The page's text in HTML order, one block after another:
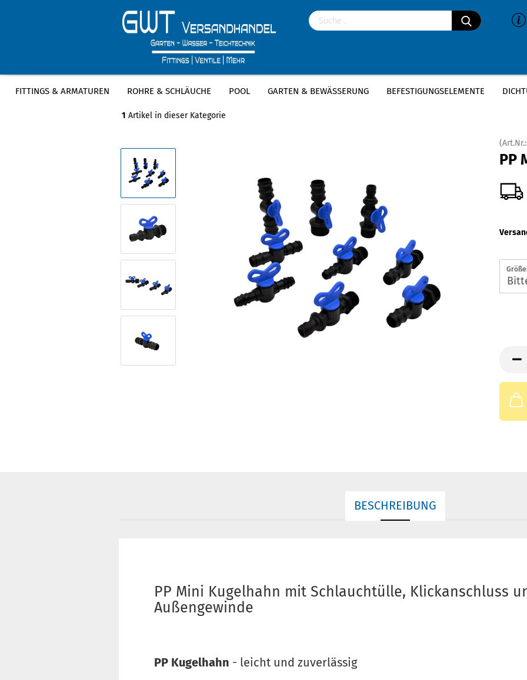
FITTINGS & ARMATUREN ROHRE & SCHLÄUCHE POOL GARTEN & BEWÄSSERUNG BEFESTIGUNGSELEMENTE
Startseite » Garten & Bewässerung PP Mini Kugelhahn » PP Mini Kugelhähne
1 Artikel in dieser Kategorie
(Art.Nr.:
PP
BESCHREIBUNG
PP Mini Kugelhahn mit Schlauchtülle, Klickanschluss
Außengewinde
PP Kugelhahn - leicht und zuverlässig